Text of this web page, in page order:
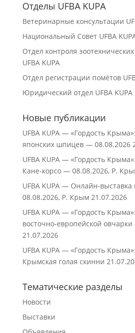
Отделы UFBA KUPA
Ветеринарные консультации
Национальный Совет UFBA
Отдел контроля
UFBA KUPA
Отдел регистрации помётов
Юридический отдел UFBA KUPA
Новые публикации
UFBA KUPA — «Гордость
японских шпицев — 08.08.2026
UFBA KUPA — «Гордость
Кане‑корсо — 08.08.2026, Р.
UFBA KUPA — Онлайн-
08.08.2026, Р. Крым 21.07.2026
UFBA KUPA — «Гордость
восточно‑европейской
21.07.2026
UFBA KUPA — «Гордость
Крымская голая скинни
Тематические разделы
Новости
Выставки